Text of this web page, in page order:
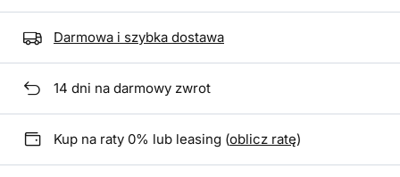
Darmowa i szybka dostawa
14 dni na darmowy zwrot
Kup na raty 0% lub leasing (oblicz ratę)